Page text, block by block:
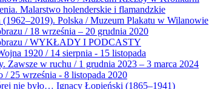
Malarstwo holenderskie i flamandzkie
(1962–2019). Polska / Muzeum Plakatu w Wilanowie
/ 18 września – 20 grudnia 2020
/ WYKŁADY I PODCASTY
1920 / 14 sierpnia - 15 listopada
Zawsze w ruchu / 1 grudnia 2023 – 3 marca 2024
/ 25 września - 8 listopada 2020
nie było… Ignacy Łopieński (1865–1941)